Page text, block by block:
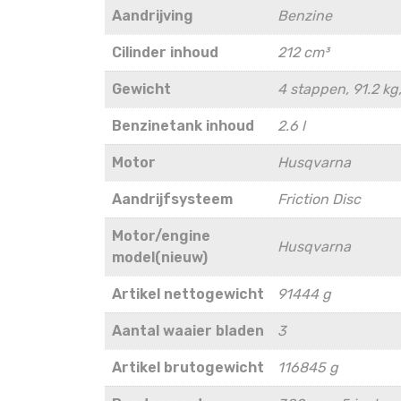
Aandrijving Benzine
Cilinder inhoud 212 cm³
Gewicht 4 stappen, 91.2
Benzinetank inhoud 2.6 l
Motor Husqvarna
Aandrijfsysteem Friction Disc
Motor/engine
model(nieuw)
Husqvarna
Artikel nettogewicht 91444 g
Aantal waaier bladen 3
Artikel brutogewicht 116845 g